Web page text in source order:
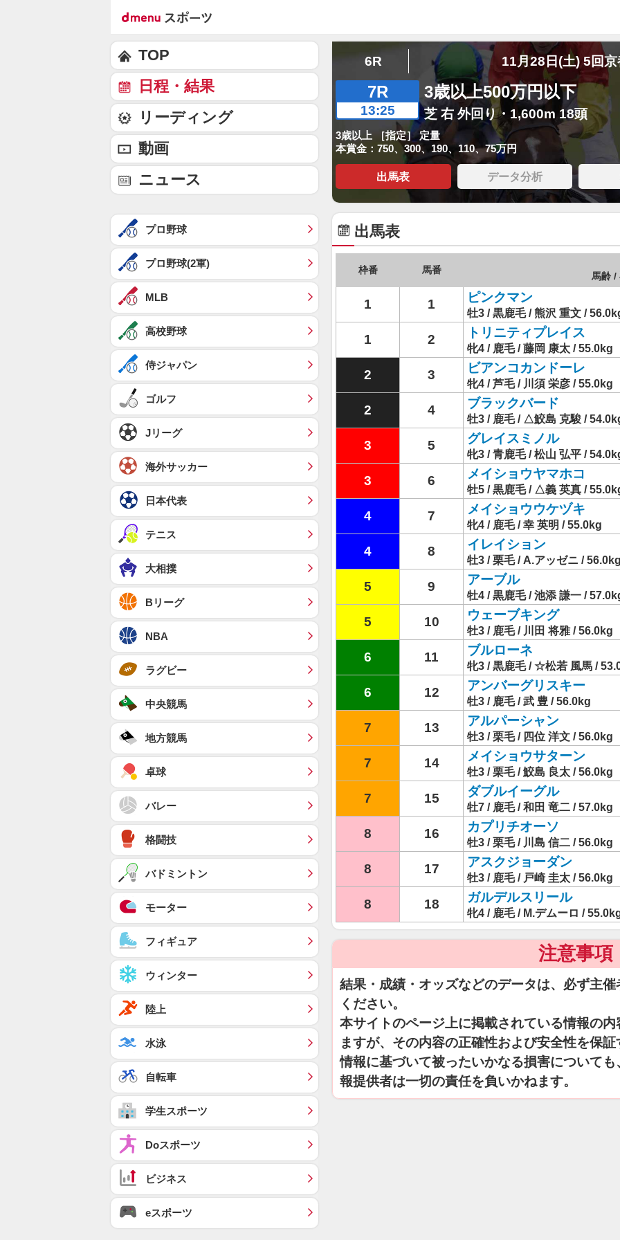
6R 11月28日(土) 5回
7R
13:25
3歳以上500万円以下
芝 右 外回り・1,600m 18頭
3歳以上 ［指定］ 定量
本賞金：750、300、190、110、75万円
出馬表 データ分析
出馬表
枠番 馬番
馬齢 /
1 1 ピンクマン
牡3 / 黒鹿毛 / 熊沢 重文 /
1 2 トリニティプレイス
牝4 / 鹿毛 / 藤岡 康太 / 55.0kg
2 3 ビアンコカンドーレ
牝4 / 芦毛 / 川須 栄彦 / 55.0kg
2 4 ブラックバード
牡3 / 鹿毛 / △鮫島 克駿 /
3 5 グレイスミノル
牝3 / 青鹿毛 / 松山 弘平 /
3 6 メイショウヤマホコ
牡5 / 黒鹿毛 / △義 英真 /
4 7 メイショウウケヅキ
牝4 / 鹿毛 / 幸 英明 / 55.0kg
4 8 イレイション
牡3 / 栗毛 / A.アッゼニ / 56.0kg
5 9 アーブル
牡4 / 黒鹿毛 / 池添 謙一 /
5 10 ウェーブキング
牡3 / 鹿毛 / 川田 将雅 / 56.0kg
6 11 ブルローネ
牝3 / 黒鹿毛 / ☆松若 風馬 /
6 12 アンバーグリスキー
牡3 / 鹿毛 / 武 豊 / 56.0kg
7 13 アルパーシャン
牡3 / 栗毛 / 四位 洋文 / 56.0kg
7 14 メイショウサターン
牡3 / 栗毛 / 鮫島 良太 / 56.0kg
7 15 ダブルイーグル
牡7 / 鹿毛 / 和田 竜二 / 57.0kg
8 16 カプリチオーソ
牡3 / 栗毛 / 川島 信二 / 56.0kg
8 17 アスクジョーダン
牡3 / 鹿毛 / 戸崎 圭太 / 56.0kg
8 18 ガルデルスリール
牝4 / 鹿毛 / M.デムーロ /
注意事項
結果・成績・オッズなどのデータは、必ず主
ください。
本サイトのページ上に掲載されている情報の
ますが、その内容の正確性および安全性を保
情報に基づいて被ったいかなる損害について
報提供者は一切の責任を負いかねます。
TOP
日程・結果
リーディング
動画
ニュース
プロ野球
プロ野球(2軍)
MLB
高校野球
侍ジャパン
ゴルフ
Jリーグ
海外サッカー
日本代表
テニス
大相撲
Bリーグ
NBA
ラグビー
中央競馬
地方競馬
卓球
バレー
格闘技
バドミントン
モーター
フィギュア
ウィンター
陸上
水泳
自転車
学生スポーツ
Doスポーツ
ビジネス
eスポーツ